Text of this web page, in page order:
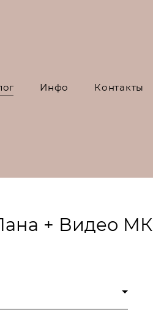
Инфо Контакты
+ Видео МК